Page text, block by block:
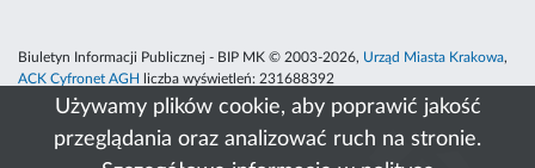
Używamy plików cookie, aby poprawić jakość
przeglądania oraz analizować ruch na stronie.
Biuletyn Informacji Publicznej - BIP MK © 2003-2026, Urząd Miasta Krakowa,
ACK Cyfronet AGH
liczba wyświetleń: 231688392